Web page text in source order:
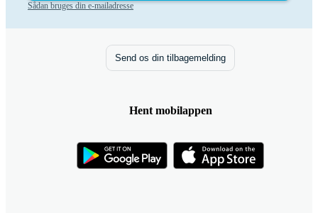
Sådan bruges din e-mailadresse
Send os din tilbagemelding
Hent mobilappen